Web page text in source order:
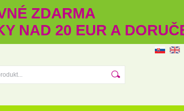
ZDARMA
NAD 20 EUR A